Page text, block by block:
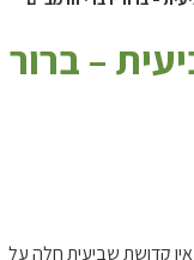
– ברור
קדושת שביעית חלה על